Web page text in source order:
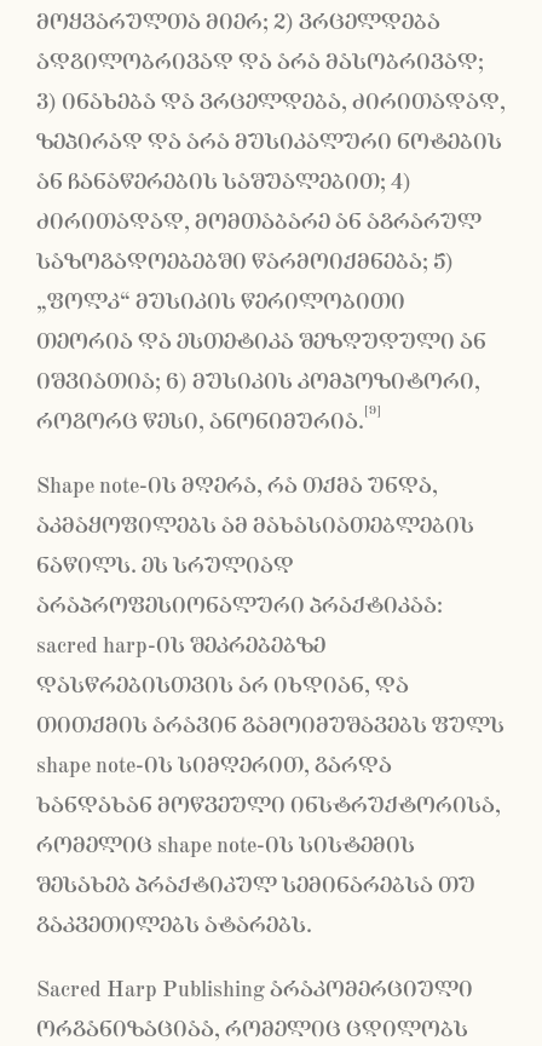
მოყვარულთა მიერ; 2) ვრცელდება
ადგილობრივად და არა მასობრივად;
3) ინახება და ვრცელდება, ძირითადად,
ზეპირად და არა მუსიკალური ნოტების
ან ჩანაწერების საშუალებით; 4)
ძირითადად, მომთაბარე ან აგრარულ
საზოგადოებებში წარმოიქმნება; 5)
„ფოლკ“ მუსიკის წერილობითი
თეორია და ესთეტიკა შეზღუდული ან
იშვიათია; 6) მუსიკის კომპოზიტორი,
როგორც წესი, ანონიმურია.[9]
Shape note-ის მღერა, რა თქმა უნდა,
აკმაყოფილებს ამ მახასიათებლების
ნაწილს. ეს სრულიად
არაპროფესიონალური პრაქტიკაა:
sacred harp-ის შეკრებებზე
დასწრებისთვის არ იხდიან, და
თითქმის არავინ გამოიმუშავებს ფულს
shape note-ის სიმღერით, გარდა
ხანდახან მოწვეული ინსტრუქტორისა,
რომელიც shape note-ის სისტემის
შესახებ პრაქტიკულ სემინარებსა თუ
გაკვეთილებს ატარებს.
Sacred Harp Publishing არაკომერციული
ორგანიზაციაა, რომელიც ცდილობს